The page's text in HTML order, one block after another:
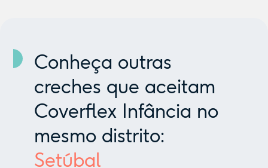
Conheça outras
creches que aceitam
Coverflex Infância no
mesmo distrito:
Setúbal